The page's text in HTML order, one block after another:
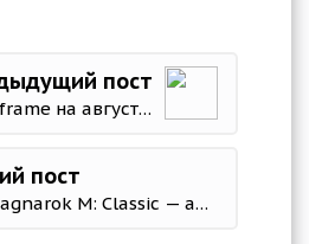
пост
Рабочие коды Warframe на август 2026 года
пост
Коды для Ragnarok M: Classic — актуальные промокоды на август 2026